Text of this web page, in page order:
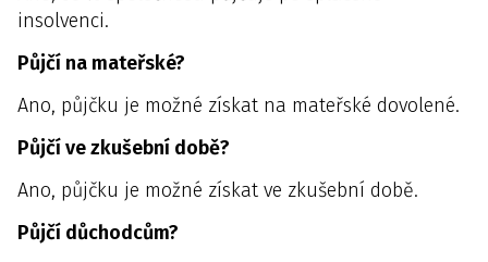
insolvenci.
Půjčí na mateřské?
Ano, půjčku je možné získat na mateřské dovolené.
Půjčí ve zkušební době?
Ano, půjčku je možné získat ve zkušební době.
Půjčí důchodcům?